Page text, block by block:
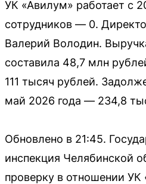
УК «Авилум» работает с
сотрудников — 0.
Валерий Володин.
составила 48,7 млн
111 тысяч рублей.
май 2026 года — 234,8
Обновлено в 21:45.
инспекция Челябинской
проверку в отношении